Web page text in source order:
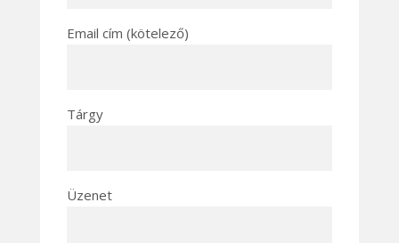
Email cím (kötelező)
Tárgy
Üzenet